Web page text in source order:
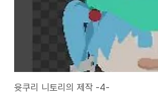
윳쿠리 니토리의 제작 -4-